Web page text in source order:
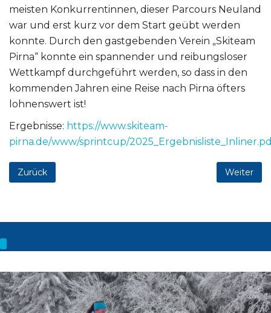
meisten Konkurrentinnen, dieser Parcours Neuland
war und erst kurz vor dem Start geübt werden
konnte. Durch den gastgebenden Verein „Skiteam
Pirna“ konnte ein spannender und reibungsloser
Wettkampf durchgeführt werden, so dass in den
kommenden Jahren eine Reise nach Pirna öfters
lohnenswert ist!
Ergebnisse: https://www.skiteam-
pirna.de/www/sprintcup/
Zurück Weiter